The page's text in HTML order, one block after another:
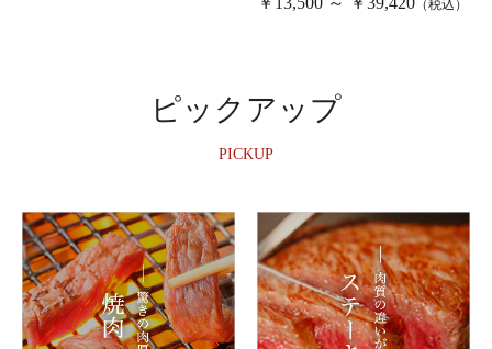
（税込）
ピックアップ
PICKUP